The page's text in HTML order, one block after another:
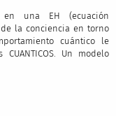
en una EH (ecuación
la conciencia en torno
cuántico le
Un modelo